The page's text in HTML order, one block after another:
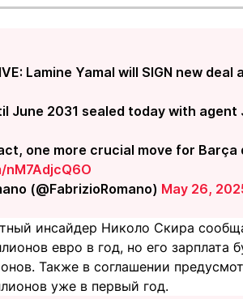
Lamine Yamal will SIGN new
June 2031 sealed today with
one more crucial move for Barça
(@FabrizioRomano) May 26,
инсайдер Николо Скира
евро в год, но его зарплата
Также в соглашении
уже в первый год.